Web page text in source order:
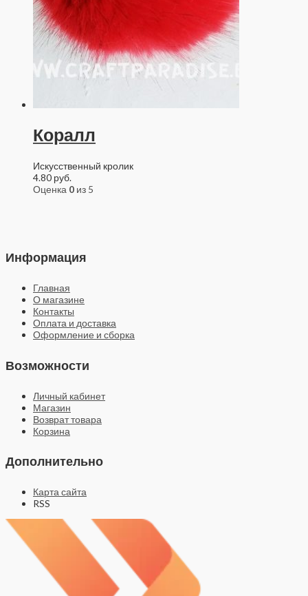
Коралл
Искусственный кролик
4.80 руб.
Оценка 0 из 5
Информация
Главная
О магазине
Контакты
Оплата и доставка
Оформление и сборка
Возможности
Личный кабинет
Магазин
Возврат товара
Корзина
Дополнительно
Карта сайта
RSS